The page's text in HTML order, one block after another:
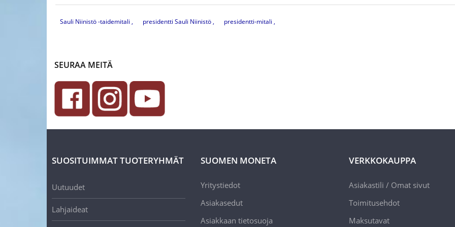
Sauli Niinistö -taidemitali presidentti Sauli Niinistö presidentti-mitali
SEURAA MEITÄ
SUOSITUIMMAT TUOTERYHMÄT
Uutuudet
Lahjaideat
SUOMEN MONETA
Yritystiedot
Asiakasedut
Asiakkaan tietosuoja
VERKKOKAUPPA
Asiakastili / Omat sivut
Toimitusehdot
Maksutavat